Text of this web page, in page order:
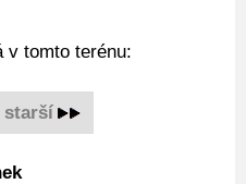
v tomto terénu:
starší